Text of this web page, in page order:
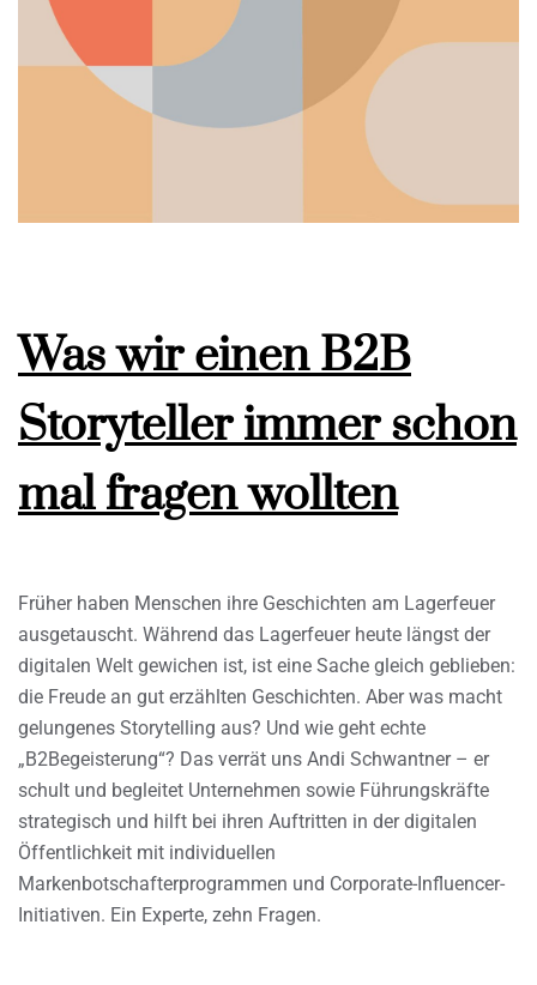
Was wir einen B2B
Storyteller immer schon
mal fragen wollten
Früher haben Menschen ihre Geschichten am Lagerfeuer
ausgetauscht. Während das Lagerfeuer heute längst der
digitalen Welt gewichen ist, ist eine Sache gleich geblieben:
die Freude an gut erzählten Geschichten. Aber was macht
gelungenes Storytelling aus? Und wie geht echte
„B2Begeisterung“? Das verrät uns Andi Schwantner – er
schult und begleitet Unternehmen sowie Führungskräfte
strategisch und hilft bei ihren Auftritten in der digitalen
Öffentlichkeit mit individuellen
Markenbotschafterprogrammen und Corporate-Influencer-
Initiativen. Ein Experte, zehn Fragen.